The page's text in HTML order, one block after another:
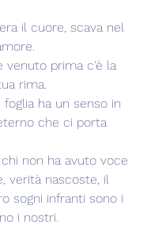
il cuore, scava nel
venuto prima c'è la
rima.
foglia ha un senso in
che ci porta
non ha avuto voce
verità nascoste, il
sogni infranti sono i
i nostri.